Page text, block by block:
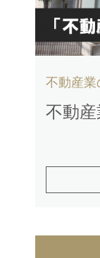
不動産業
不動